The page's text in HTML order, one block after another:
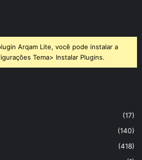
Arqam Lite, você pode instalar a
Tema> Instalar Plugins.
(17)
(140)
(418)